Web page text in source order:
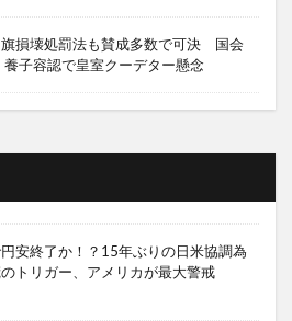
損壊処罰法も賛成多数で可決 国会
子容認で皇室クーデター懸念
安終了か！？15年ぶりの日米協調為
トリガー、アメリカが最大警戒